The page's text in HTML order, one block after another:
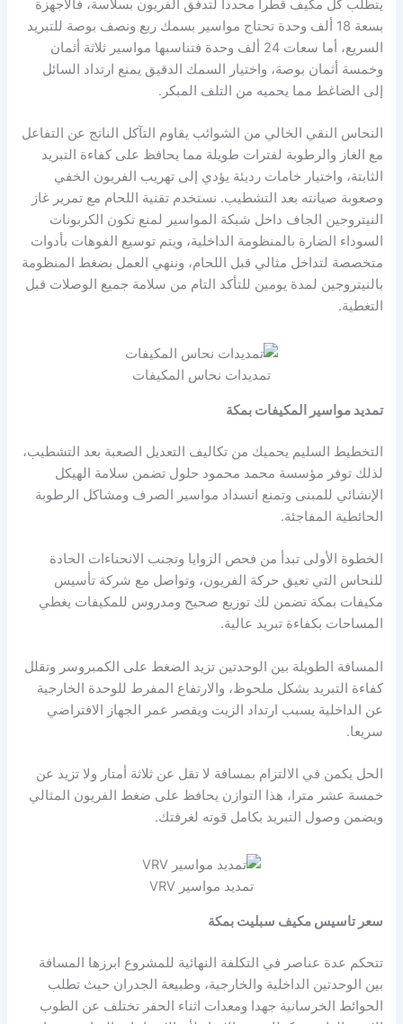
يتطلب كل مكيف قطرا محددا لتدفق الفريون بسلاسة، فالأجهزة
بسعة 18 ألف وحدة تحتاج مواسير بسمك ربع ونصف بوصة للتبريد
السريع، أما سعات 24 ألف وحدة فتناسبها مواسير ثلاثة أثمان
وخمسة أثمان بوصة، واختيار السمك الدقيق يمنع ارتداد السائل
إلى الضاغط مما يحميه من التلف المبكر.
النحاس النقي الخالي من الشوائب يقاوم التآكل الناتج عن التفاعل
مع الغاز والرطوبة لفترات طويلة مما يحافظ على كفاءة التبريد
الثابتة، واختيار خامات رديئة يؤدي إلى تهريب الفريون الخفي
وصعوبة صيانته بعد التشطيب. نستخدم تقنية اللحام مع تمرير غاز
النيتروجين الجاف داخل شبكة المواسير لمنع تكون الكربونات
السوداء الضارة بالمنظومة الداخلية، ويتم توسيع الفوهات بأدوات
متخصصة لتداخل مثالي قبل اللحام، وننهي العمل بضغط المنظومة
بالنيتروجين لمدة يومين للتأكد التام من سلامة جميع الوصلات قبل
التغطية.
تمديدات نحاس المكيفات
تمديد مواسير المكيفات بمكة
التخطيط السليم يحميك من تكاليف التعديل الصعبة بعد التشطيب،
لذلك توفر مؤسسة محمد محمود حلول تضمن سلامة الهيكل
الإنشائي للمبنى وتمنع انسداد مواسير الصرف ومشاكل الرطوبة
الحائطية المفاجئة.
الخطوة الأولى تبدأ من فحص الزوايا وتجنب الانحناءات الحادة
للنحاس التي تعيق حركة الفريون، وتواصل مع شركة تأسيس
مكيفات بمكة تضمن لك توزيع صحيح ومدروس للمكيفات يغطي
المساحات بكفاءة تبريد عالية.
المسافة الطويلة بين الوحدتين تزيد الضغط على الكمبروسر وتقلل
كفاءة التبريد بشكل ملحوظ، والارتفاع المفرط للوحدة الخارجية
عن الداخلية يسبب ارتداد الزيت ويقصر عمر الجهاز الافتراضي
سريعا.
الحل يكمن في الالتزام بمسافة لا تقل عن ثلاثة أمتار ولا تزيد عن
خمسة عشر مترا، هذا التوازن يحافظ على ضغط الفريون المثالي
ويضمن وصول التبريد بكامل قوته لغرفتك.
تمديد مواسير VRV
سعر تاسيس مكيف سبليت بمكة
تتحكم عدة عناصر في التكلفة النهائية للمشروع ابرزها المسافة
بين الوحدتين الداخلية والخارجية، وطبيعة الجدران حيث تطلب
الحوائط الخرسانية جهدا ومعدات اثناء الحفر تختلف عن الطوب